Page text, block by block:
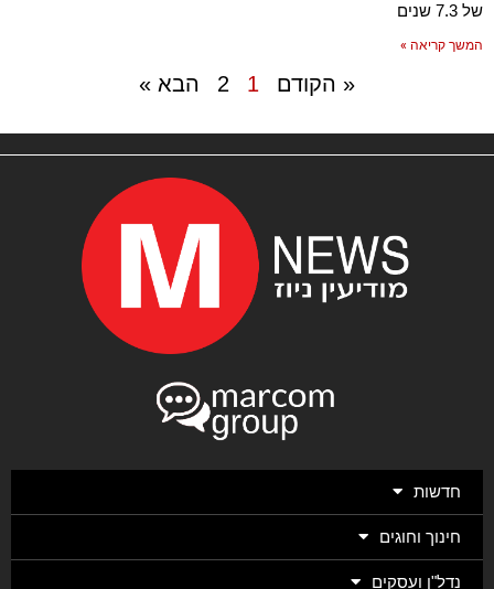
של 7.3 שנים
המשך קריאה »
« הקודם 1
2 הבא »
חדשות
חינוך וחוגים
נדל"ן ועסקים